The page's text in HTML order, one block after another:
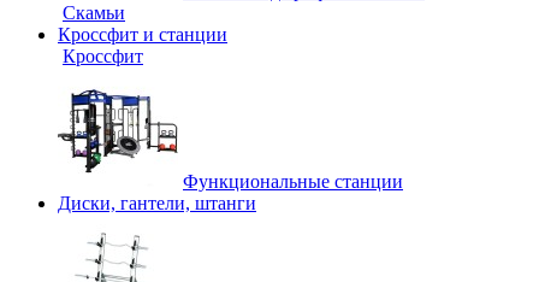
Скамьи
Кроссфит и станции
Кроссфит
Функциональные станции
Диски, гантели, штанги